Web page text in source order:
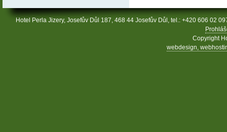
Hotel Perla Jizery, Josefův Důl 187, 468 44 Josefův Důl, tel.: +420 606 02
Copyright
webdesign,